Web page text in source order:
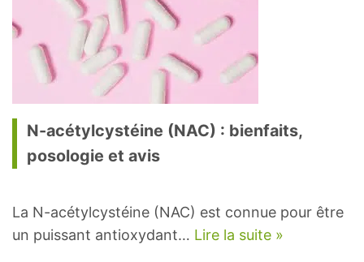
N-acétylcystéine (NAC) : bienfaits,
posologie et avis
La N-acétylcystéine (NAC) est connue pour être
un puissant antioxydant… Lire la suite »